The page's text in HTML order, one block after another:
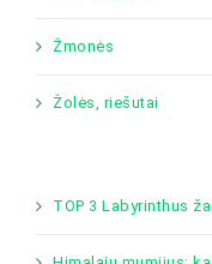
Žmonės
Žolės, riešutai
TOP 3 Labyrinthus